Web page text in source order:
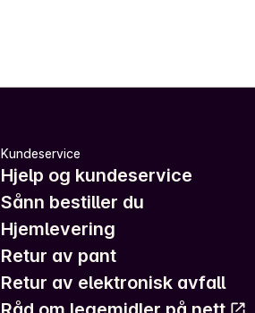
Kundeservice
Hjelp og kundeservice
Sånn bestiller du
Hjemlevering
Retur av pant
Retur av elektronisk avfall